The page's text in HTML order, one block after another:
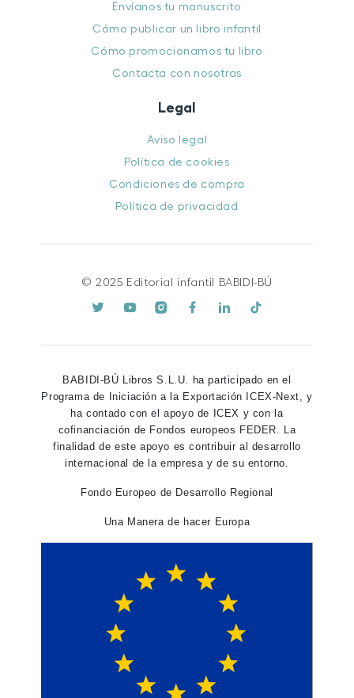
Envíanos tu manuscrito
Cómo publicar un libro infantil
Cómo promocionamos tu libro
Contacta con nosotras
Legal
Aviso legal
Política de cookies
Condiciones de compra
Política de privacidad
© 2025 Editorial infantil BABIDI-BÚ
BABIDI-BÚ Libros S.L.U. ha participado en el
Programa de Iniciación a la Exportación ICEX-Next, y
ha contado con el apoyo de ICEX y con la
cofinanciación de Fondos europeos FEDER. La
finalidad de este apoyo es contribuir al desarrollo
internacional de la empresa y de su entorno.
Fondo Europeo de Desarrollo Regional
Una Manera de hacer Europa